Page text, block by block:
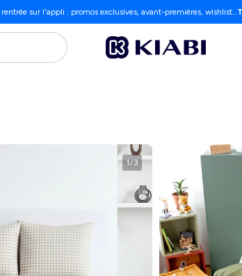
rentrée sur l'appli : promos exclusives, avant-premières, wishlist…
1/3